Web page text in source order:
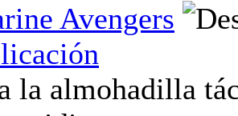
Avengers
la almohadilla